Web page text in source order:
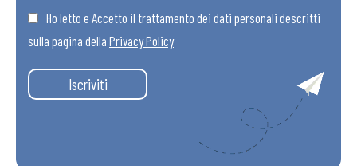
Ho letto e Accetto il trattamento dei dati personali descritti
sulla pagina della Privacy Policy
Iscriviti